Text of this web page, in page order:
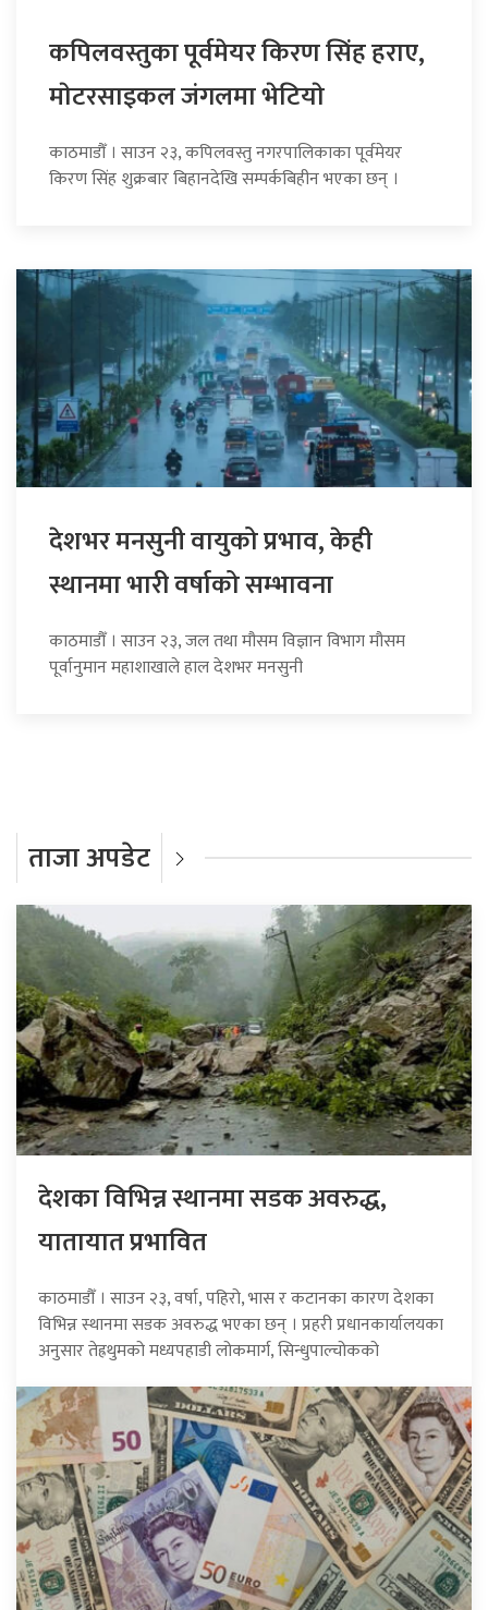
कपिलवस्तुका पूर्वमेयर किरण सिंह हराए,
माेटरसाइकल जंगलमा भेटियाे
काठमाडौँ । साउन २३, कपिलवस्तु नगरपालिकाका पूर्वमेयर
किरण सिंह शुक्रबार बिहानदेखि सम्पर्कबिहीन भएका छन् ।
देशभर मनसुनी वायुको प्रभाव, केही
स्थानमा भारी वर्षाको सम्भावना
काठमाडौँ । साउन २३, जल तथा मौसम विज्ञान विभाग मौसम
पूर्वानुमान महाशाखाले हाल देशभर मनसुनी
ताजा अपडेट
देशका विभिन्न स्थानमा सडक अवरुद्ध,
यातायात प्रभावित
काठमाडौँ । साउन २३, वर्षा, पहिरो, भास र कटानका कारण देशका
विभिन्न स्थानमा सडक अवरुद्ध भएका छन् । प्रहरी प्रधानकार्यालयका
अनुसार तेह्रथुमको मध्यपहाडी लोकमार्ग, सिन्धुपाल्चोकको